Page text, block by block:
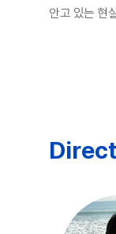
안고 있는 현